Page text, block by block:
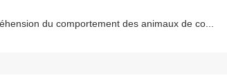
du comportement des animaux de co...